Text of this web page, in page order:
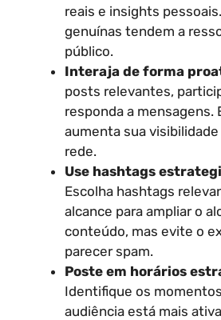
reais e insights
genuínas tendem a
público.
Interaja de forma
posts relevantes,
responda a mensagens.
aumenta sua
rede.
Use hashtags
Escolha hashtags
alcance para ampliar o
conteúdo, mas evite o
parecer spam.
Poste em horários
Identifique os
audiência está mais